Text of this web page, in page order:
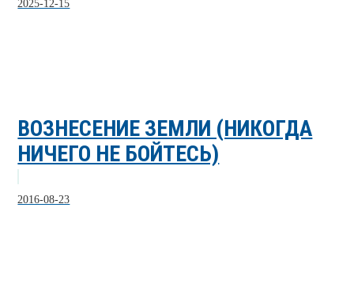
2025-12-15
ВОЗНЕСЕНИЕ ЗЕМЛИ (НИКОГДА
НИЧЕГО НЕ БОЙТЕСЬ)
2016-08-23